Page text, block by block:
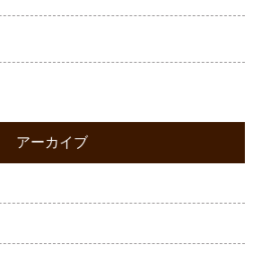
アーカイブ